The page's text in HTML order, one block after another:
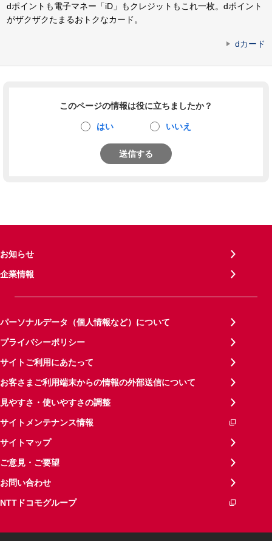
dポイントも電子マネー「iD」もクレジットもこれ一枚。dポイント
がザクザクたまるおトクなカード。
dカード
このページの情報は役に立ちましたか？
はい いいえ
送信する
お知らせ
企業情報
パーソナルデータ（個人情報など）について
プライバシーポリシー
サイトご利用にあたって
お客さまご利用端末からの情報の外部送信について
見やすさ・使いやすさの調整
サイトメンテナンス情報
サイトマップ
ご意見・ご要望
お問い合わせ
NTTドコモグループ